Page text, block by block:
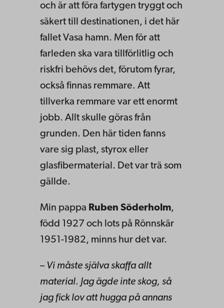
och är att föra fartygen tryggt och
säkert till destinationen, i det här
fallet Vasa hamn. Men för att
farleden ska vara tillförlitlig och
riskfri behövs det, förutom fyrar,
också finnas remmare. Att
tillverka remmare var ett enormt
jobb. Allt skulle göras från
grunden. Den här tiden fanns
vare sig plast, styrox eller
glasfibermaterial. Det var trä som
gällde.
Min pappa Ruben Söderholm,
född 1927 och lots på Rönnskär
1951-1982, minns hur det var.
– Vi måste själva skaffa allt
material. Jag ägde inte skog, så
jag fick lov att hugga på annans